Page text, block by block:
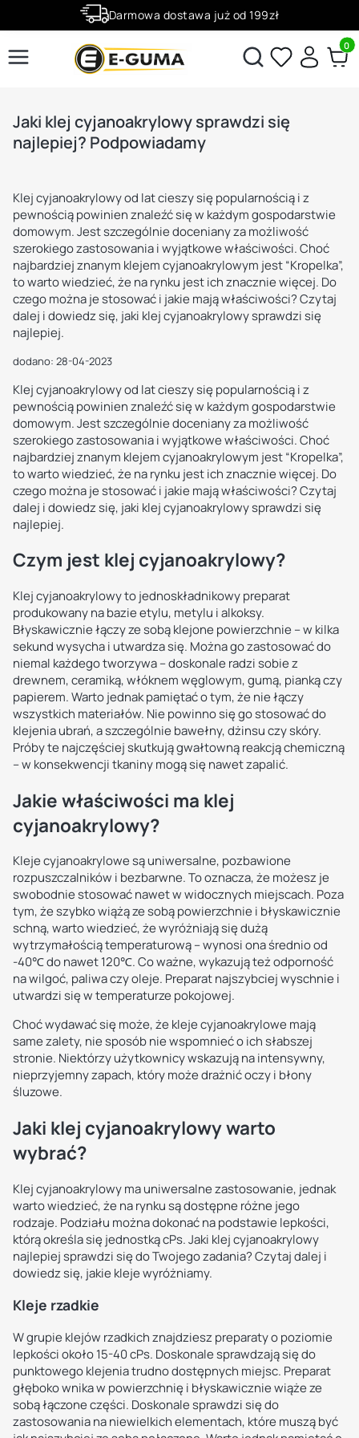
Darmowa dostawa już od 199zł
Rabaty -50% na wybrane produktyOtwórz wyszukiwarkę
Jaki klej cyjanoakrylowy sprawdzi się
najlepiej? Podpowiadamy
Klej cyjanoakrylowy od lat cieszy się popularnością i z
pewnością powinien znaleźć się w każdym gospodarstwie
domowym. Jest szczególnie doceniany za możliwość
szerokiego zastosowania i wyjątkowe właściwości. Choć
najbardziej znanym klejem cyjanoakrylowym jest “Kropelka”,
to warto wiedzieć, że na rynku jest ich znacznie więcej. Do
czego można je stosować i jakie mają właściwości? Czytaj
dalej i dowiedz się, jaki klej cyjanoakrylowy sprawdzi się
najlepiej.
dodano: 28-04-2023
Klej cyjanoakrylowy od lat cieszy się popularnością i z
pewnością powinien znaleźć się w każdym gospodarstwie
domowym. Jest szczególnie doceniany za możliwość
szerokiego zastosowania i wyjątkowe właściwości. Choć
najbardziej znanym klejem cyjanoakrylowym jest “Kropelka”,
to warto wiedzieć, że na rynku jest ich znacznie więcej. Do
czego można je stosować i jakie mają właściwości? Czytaj
dalej i dowiedz się, jaki klej cyjanoakrylowy sprawdzi się
najlepiej.
Czym jest klej cyjanoakrylowy?
Klej cyjanoakrylowy to jednoskładnikowy preparat
produkowany na bazie etylu, metylu i alkoksy.
Błyskawicznie łączy ze sobą klejone powierzchnie – w kilka
sekund wysycha i utwardza się. Można go zastosować do
niemal każdego tworzywa – doskonale radzi sobie z
drewnem, ceramiką, włóknem węglowym, gumą, pianką czy
papierem. Warto jednak pamiętać o tym, że nie łączy
wszystkich materiałów. Nie powinno się go stosować do
klejenia ubrań, a szczególnie bawełny, dżinsu czy skóry.
Próby te najczęściej skutkują gwałtowną reakcją chemiczną
– w konsekwencji tkaniny mogą się nawet zapalić.
Jakie właściwości ma klej
cyjanoakrylowy?
Kleje cyjanoakrylowe są uniwersalne, pozbawione
rozpuszczalników i bezbarwne. To oznacza, że możesz je
swobodnie stosować nawet w widocznych miejscach. Poza
tym, że szybko wiążą ze sobą powierzchnie i błyskawicznie
schną, warto wiedzieć, że wyróżniają się dużą
wytrzymałością temperaturową – wynosi ona średnio od
-40℃ do nawet 120℃. Co ważne, wykazują też odporność
na wilgoć, paliwa czy oleje. Preparat najszybciej wyschnie i
utwardzi się w temperaturze pokojowej.
Choć wydawać się może, że kleje cyjanoakrylowe mają
same zalety, nie sposób nie wspomnieć o ich słabszej
stronie. Niektórzy użytkownicy wskazują na intensywny,
nieprzyjemny zapach, który może drażnić oczy i błony
śluzowe.
Jaki klej cyjanoakrylowy warto
wybrać?
Klej cyjanoakrylowy ma uniwersalne zastosowanie, jednak
warto wiedzieć, że na rynku są dostępne różne jego
rodzaje. Podziału można dokonać na podstawie lepkości,
którą określa się jednostką cPs. Jaki klej cyjanoakrylowy
najlepiej sprawdzi się do Twojego zadania? Czytaj dalej i
dowiedz się, jakie kleje wyróżniamy.
Kleje rzadkie
W grupie klejów rzadkich znajdziesz preparaty o poziomie
lepkości około 15-40 cPs. Doskonale sprawdzają się do
punktowego klejenia trudno dostępnych miejsc. Preparat
głęboko wnika w powierzchnię i błyskawicznie wiąże ze
sobą łączone części. Doskonale sprawdzi się do
zastosowania na niewielkich elementach, które muszą być